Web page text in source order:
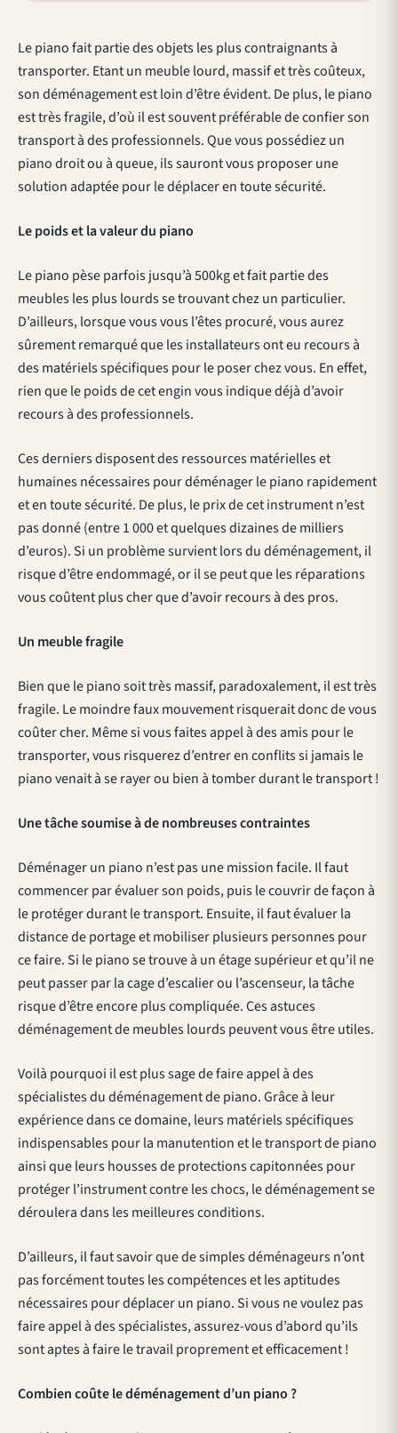
Le piano fait partie des objets les plus contraignants à
transporter. Etant un meuble lourd, massif et très coûteux,
son déménagement est loin d’être évident. De plus, le piano
est très fragile, d’où il est souvent préférable de confier son
transport à des professionnels. Que vous possédiez un
piano droit ou à queue, ils sauront vous proposer une
solution adaptée pour le déplacer en toute sécurité.
Le poids et la valeur du piano
Le piano pèse parfois jusqu’à 500kg et fait partie des
meubles les plus lourds se trouvant chez un particulier.
D’ailleurs, lorsque vous vous l’êtes procuré, vous aurez
sûrement remarqué que les installateurs ont eu recours à
des matériels spécifiques pour le poser chez vous. En effet,
rien que le poids de cet engin vous indique déjà d’avoir
recours à des professionnels.
Ces derniers disposent des ressources matérielles et
humaines nécessaires pour déménager le piano rapidement
et en toute sécurité. De plus, le prix de cet instrument n’est
pas donné (entre 1 000 et quelques dizaines de milliers
d’euros). Si un problème survient lors du déménagement, il
risque d’être endommagé, or il se peut que les réparations
vous coûtent plus cher que d’avoir recours à des pros.
Un meuble fragile
Bien que le piano soit très massif, paradoxalement, il est très
fragile. Le moindre faux mouvement risquerait donc de vous
coûter cher. Même si vous faites appel à des amis pour le
transporter, vous risquerez d’entrer en conflits si jamais le
piano venait à se rayer ou bien à tomber durant le transport !
Une tâche soumise à de nombreuses contraintes
Déménager un piano n’est pas une mission facile. Il faut
commencer par évaluer son poids, puis le couvrir de façon à
le protéger durant le transport. Ensuite, il faut évaluer la
distance de portage et mobiliser plusieurs personnes pour
ce faire. Si le piano se trouve à un étage supérieur et qu’il ne
peut passer par la cage d’escalier ou l’ascenseur, la tâche
risque d’être encore plus compliquée. Ces astuces
déménagement de meubles lourds peuvent vous être utiles.
Voilà pourquoi il est plus sage de faire appel à des
spécialistes du déménagement de piano. Grâce à leur
expérience dans ce domaine, leurs matériels spécifiques
indispensables pour la manutention et le transport de piano
ainsi que leurs housses de protections capitonnées pour
protéger l’instrument contre les chocs, le déménagement se
déroulera dans les meilleures conditions.
D’ailleurs, il faut savoir que de simples déménageurs n’ont
pas forcément toutes les compétences et les aptitudes
nécessaires pour déplacer un piano. Si vous ne voulez pas
faire appel à des spécialistes, assurez-vous d’abord qu’ils
sont aptes à faire le travail proprement et efficacement !
Combien coûte le déménagement d’un piano ?